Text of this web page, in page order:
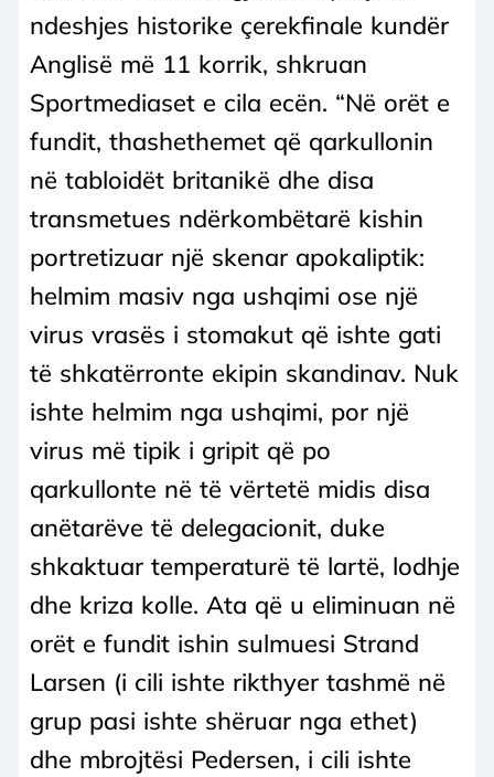
ndeshjes historike çerekfinale kundër
Anglisë më 11 korrik, shkruan
Sportmediaset e cila ecën. “Në orët e
fundit, thashethemet që qarkullonin
në tabloidët britanikë dhe disa
transmetues ndërkombëtarë kishin
portretizuar një skenar apokaliptik:
helmim masiv nga ushqimi ose një
virus vrasës i stomakut që ishte gati
të shkatërronte ekipin skandinav. Nuk
ishte helmim nga ushqimi, por një
virus më tipik i gripit që po
qarkullonte në të vërtetë midis disa
anëtarëve të delegacionit, duke
shkaktuar temperaturë të lartë, lodhje
dhe kriza kolle. Ata që u eliminuan në
orët e fundit ishin sulmuesi Strand
Larsen (i cili ishte rikthyer tashmë në
grup pasi ishte shëruar nga ethet)
dhe mbrojtësi Pedersen, i cili ishte